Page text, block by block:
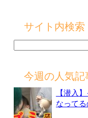
サイト内検索
今週の人気記
【潜入
なってる